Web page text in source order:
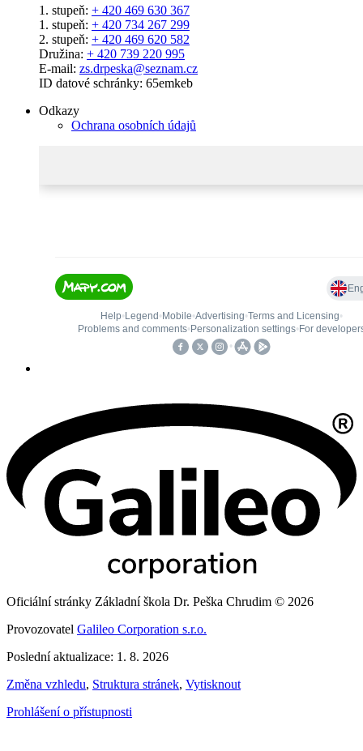
1. stupeň: + 420 469 630 367
1. stupeň: + 420 734 267 299
2. stupeň: + 420 469 620 582
Družina: + 420 739 220 995
E-mail: zs.drpeska@seznam.cz
ID datové schránky: 65emkeb
Odkazy
Ochrana osobních údajů
Oficiální stránky Základní škola Dr. Peška Chrudim © 2026
Provozovatel Galileo Corporation s.r.o.
Poslední aktualizace: 1. 8. 2026
Změna vzhledu, Struktura stránek, Vytisknout
Prohlášení o přístupnosti